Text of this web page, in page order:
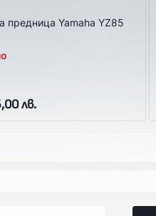
предница Yamaha YZ85
лв.